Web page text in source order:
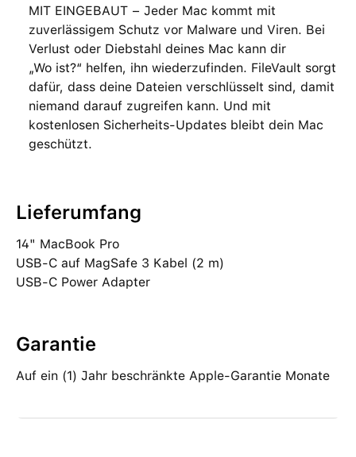
MIT EINGEBAUT − Jeder Mac kommt mit
zuverlässigem Schutz vor Malware und Viren. Bei
Verlust oder Diebstahl deines Mac kann dir
„Wo ist?“ helfen, ihn wiederzufinden. FileVault sorgt
dafür, dass deine Dateien verschlüsselt sind, damit
niemand darauf zugreifen kann. Und mit
kostenlosen Sicherheits-Updates bleibt dein Mac
geschützt.
Lieferumfang
14" MacBook Pro
USB‑C auf MagSafe 3 Kabel (2 m)
USB‑C Power Adapter
Garantie
Auf ein (1) Jahr beschränkte Apple-Garantie Monate